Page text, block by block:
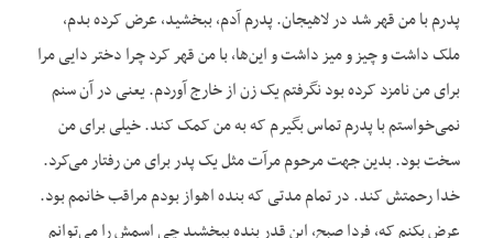
پدرم با من قهر شد در لاهیجان. پدرم آدم، ببخشید، عرض کرده بدم،
ملک داشت و چیز و میز داشت و این‌ها، با من قهر کرد چرا دختر دایی مرا
برای من نامزد کرده بود نگرفتم یک زن از خارج آوردم. یعنی در آن سنم
نمی‌خواستم با پدرم تماس بگیرم که به من کمک کند. خیلی برای من
سخت بود. بدین جهت مرحوم مرآت مثل یک پدر برای من رفتار می‌کرد.
خدا رحمتش کند. در تمام مدتی که بنده اهواز بودم مراقب خانمم بود.
عرض بکنم که، فردا صبح، این قدر بنده ببخشید چی اسمش را می‌توانم